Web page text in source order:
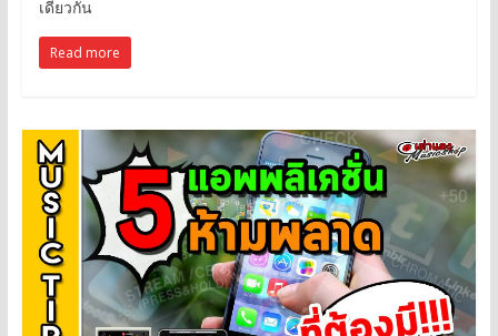
เดียวกัน
Read more